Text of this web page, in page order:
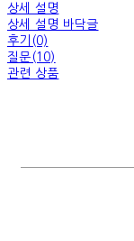
상세 설명
상세 설명 바닥글
후기(0)
질문(10)
관련 상품